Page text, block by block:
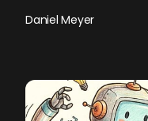
Daniel Meyer